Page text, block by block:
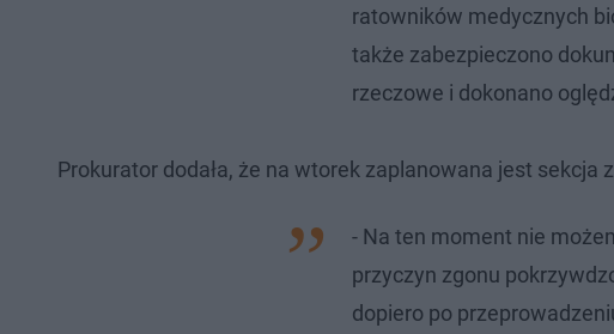
ratowników medycznych
także zabezpieczono
rzeczowe i dokonano
Prokurator dodała, że na wtorek zaplanowana jest sekcja
- Na ten moment nie
przyczyn zgonu
dopiero po